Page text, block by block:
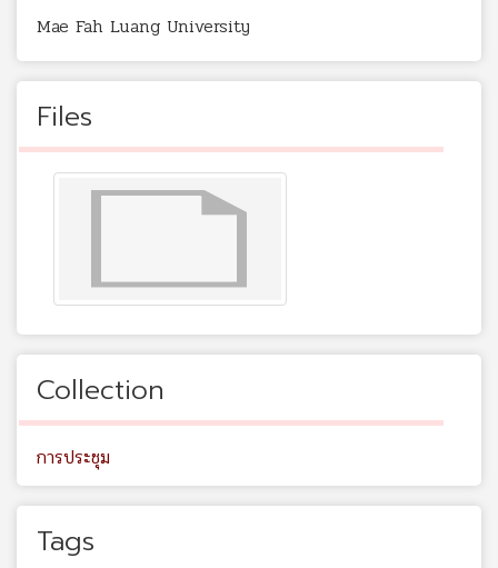
Mae Fah Luang University
Files
Collection
การประชุม
Tags